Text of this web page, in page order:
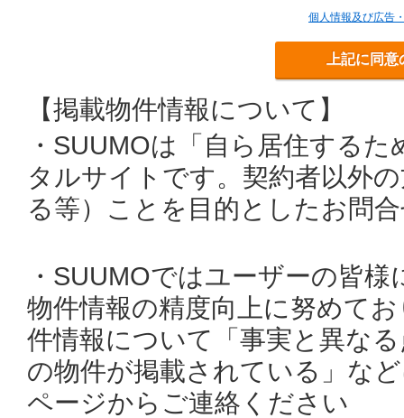
個人情報及び広告
上記に同
【掲載物件情報について】
・SUUMOは「自ら居住する
タルサイトです。契約者以外
る等）ことを目的としたお問
・SUUMOではユーザーの皆
物件情報の精度向上に努めて
件情報について「事実と異な
の物件が掲載されている」な
ページからご連絡ください